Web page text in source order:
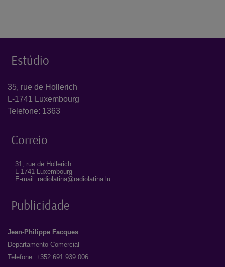
Estúdio
35, rue de Hollerich
L-1741 Luxembourg
Telefone: 1363
Correio
31, rue de Hollerich
L-1741 Luxembourg
E-mail: radiolatina@radiolatina.lu
Publicidade
Jean-Philippe Facques
Departamento Comercial
Telefone: +352 691 939 006